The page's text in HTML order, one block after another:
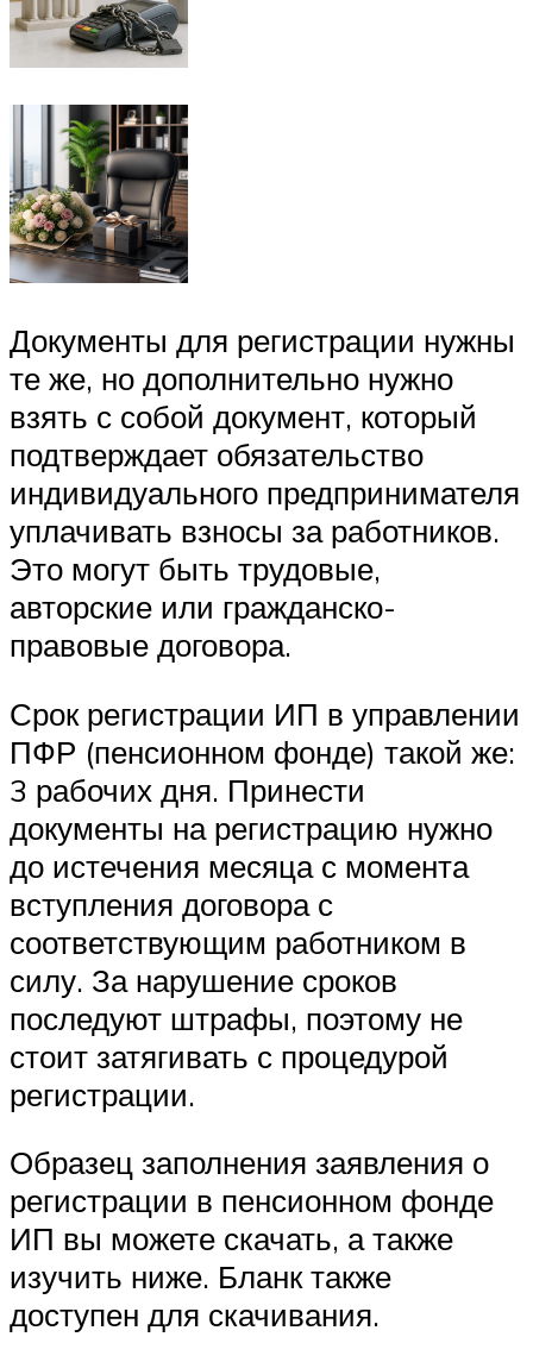
Документы для регистрации нужны
те же, но дополнительно нужно
взять с собой документ, который
подтверждает обязательство
индивидуального предпринимателя
уплачивать взносы за работников.
Это могут быть трудовые,
авторские или гражданско-
правовые договора.
Срок регистрации ИП в управлении
ПФР (пенсионном фонде) такой же:
3 рабочих дня. Принести
документы на регистрацию нужно
до истечения месяца с момента
вступления договора с
соответствующим работником в
силу. За нарушение сроков
последуют штрафы, поэтому не
стоит затягивать с процедурой
регистрации.
Образец заполнения заявления о
регистрации в пенсионном фонде
ИП вы можете скачать, а также
изучить ниже. Бланк также
доступен для скачивания.